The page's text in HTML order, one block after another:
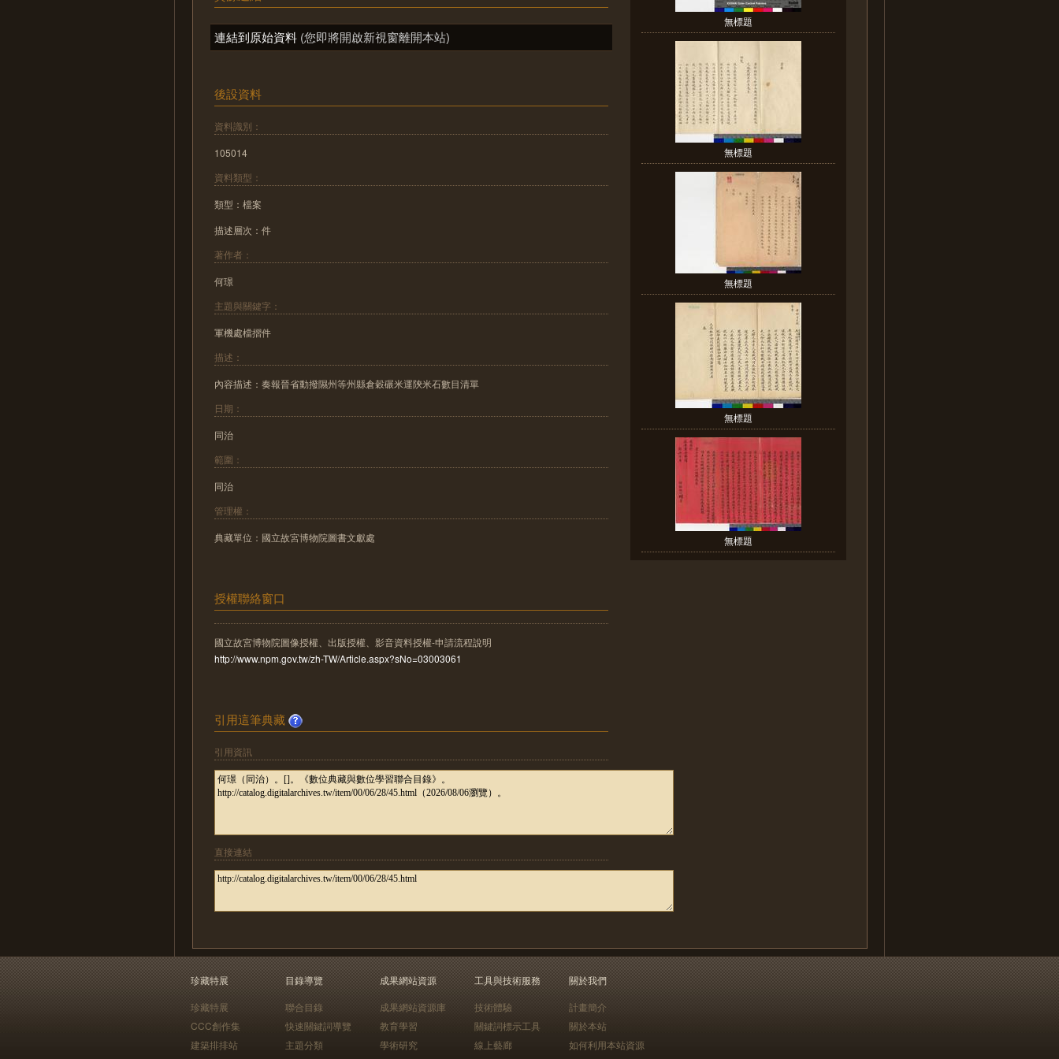
連結到原始資料 (您即將開啟新視窗離開本站)
後設資料
資料識別：
105014
資料類型：
類型：檔案
描述層次：件
著作者：
何璟
主題與關鍵字：
軍機處檔摺件
描述：
內容描述：奏報晉省動撥隰州等州縣倉穀碾米運陝米石數目清單
日期：
同治
範圍：
同治
管理權：
典藏單位：國立故宮博物院圖書文獻處
授權聯絡窗口
國立故宮博物院圖像授權、出版授權、影音資料授權-申請流程說明
http://www.npm.gov.tw/zh-TW/Article.aspx?sNo=03003061
引用這筆典藏
引用資訊
直接連結
無標題
無標題
無標題
無標題
無標題
珍藏特展
珍藏特展
CCC創作集
建築排排站
目錄導覽
聯合目錄
快速關鍵詞導覽
主題分類
成果網站資源
成果網站資源庫
教育學習
學術研究
工具與技術服務
技術體驗
關鍵詞標示工具
線上藝廊
關於我們
計畫簡介
關於本站
如何利用本站資源